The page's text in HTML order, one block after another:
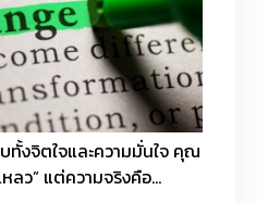
ทั้งจิตใจและความมั่นใจ คุณ
หลว” แต่ความจริงคือ…